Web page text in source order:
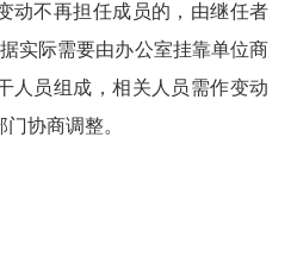
动不再担任成员的，由继任者
实际需要由办公室挂靠单位商
人员组成，相关人员需作变动
协商调整。